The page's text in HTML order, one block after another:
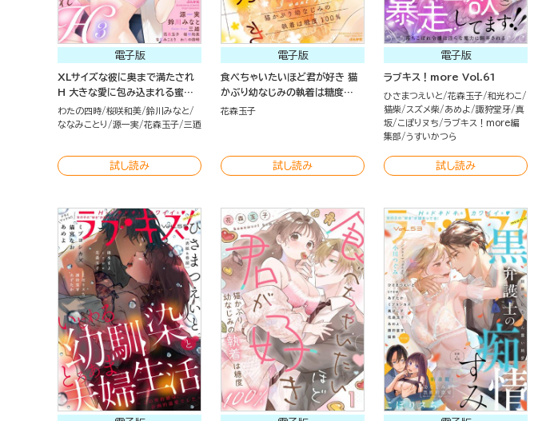
電子版
XLサイズな彼に奥まで満たされ
H 大きな愛に包み込まれる蜜夜
（3）
わたの四時 桜咲和美 鈴川みなと
ななみことり
源一実 花森玉子 三廼
試し読み
電子版
食べちゃいたいほど君が好き 猫
かぶり幼なじみの執着は糖度
100％
花森玉子
試し読み
電子版
ラブキス！more Vol.61
ひさまつえいと 花森玉子 和光わこ
猫柴
スズメ柴 あめよ 諏狩堂牙 真
坂
こぽりヌち
ラブキス！more編
集部
うすいかつら
試し読み